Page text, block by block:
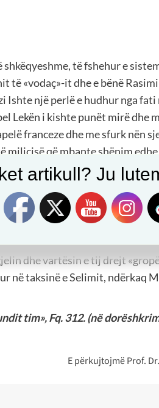
të fshehur e
«vodaç»-it dhe e bënë
një perlë e hudhur nga fati
Lekën i kishte punët mirë dhe
franceze dhe me sfurk nën
që mbante shënim
komarxhi plak që jetonte
e bardhë me të cilët shkollat
Muli Zeqo përsëriti edhe më
uluri «Luuugaaaatiiii».
dhe vartësin e tij drejt
në taksinë e Selimit, ndërkaq
tim», Fq. 312. (në
E përkujtojmë Prof.
artikull? Ju